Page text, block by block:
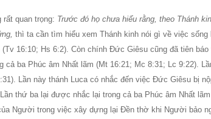
quan trọng: Trước đó họ chưa hiểu rằng, theo Thánh
thì ta cần tìm hiểu xem Thánh kinh nói gì về việc
16:10; Hs 6:2). Còn chính Ðức Giêsu cũng đã tiên
ba Phúc âm Nhất lãm (Mt 16:21; Mc 8:31; Lc 9:22).
Lần này thánh Luca có nhắc đến việc Ðức Giêsu bị
thứ ba lại được nhắc lại trong cả ba Phúc âm Nhất
Người trong việc xây dựng lại Ðền thờ khi Người bảo